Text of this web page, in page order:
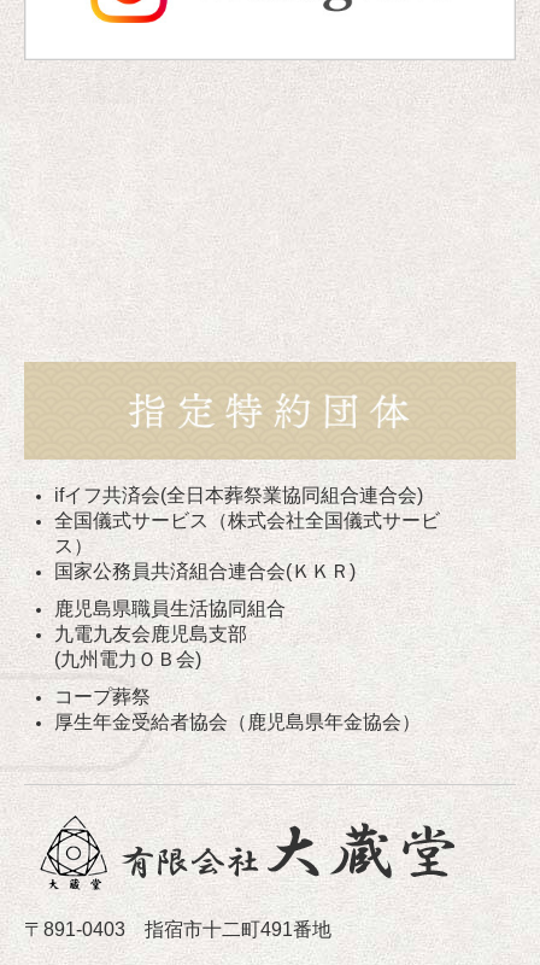
ifイフ共済会(全日本葬祭業協同組合連合会)
全国儀式サービス（株式会社全国儀式サービ
ス）
国家公務員共済組合連合会(ＫＫＲ)
鹿児島県職員生活協同組合
九電九友会鹿児島支部
(九州電力ＯＢ会)
コープ葬祭
厚生年金受給者協会（鹿児島県年金協会）
〒891-0403 指宿市十二町491番地